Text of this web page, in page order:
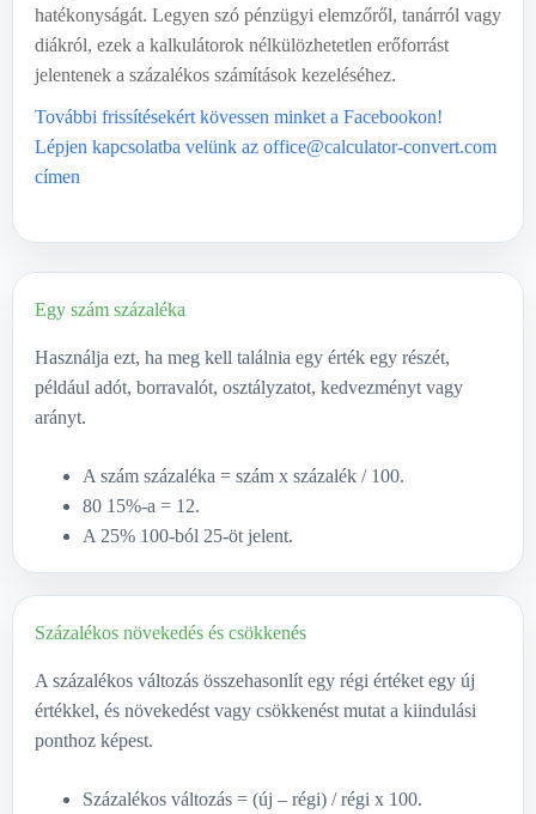
hatékonyságát. Legyen szó pénzügyi elemzőről, tanárról vagy
diákról, ezek a kalkulátorok nélkülözhetetlen erőforrást
jelentenek a százalékos számítások kezeléséhez.
További frissítésekért kövessen minket a Facebookon!
Lépjen kapcsolatba velünk az office@calculator-convert.com
címen
Egy szám százaléka
Használja ezt, ha meg kell találnia egy érték egy részét,
például adót, borravalót, osztályzatot, kedvezményt vagy
arányt.
A szám százaléka = szám x százalék / 100.
80 15%-a = 12.
A 25% 100-ból 25-öt jelent.
Százalékos növekedés és csökkenés
A százalékos változás összehasonlít egy régi értéket egy új
értékkel, és növekedést vagy csökkenést mutat a kiindulási
ponthoz képest.
Százalékos változás = (új – régi) / régi x 100.